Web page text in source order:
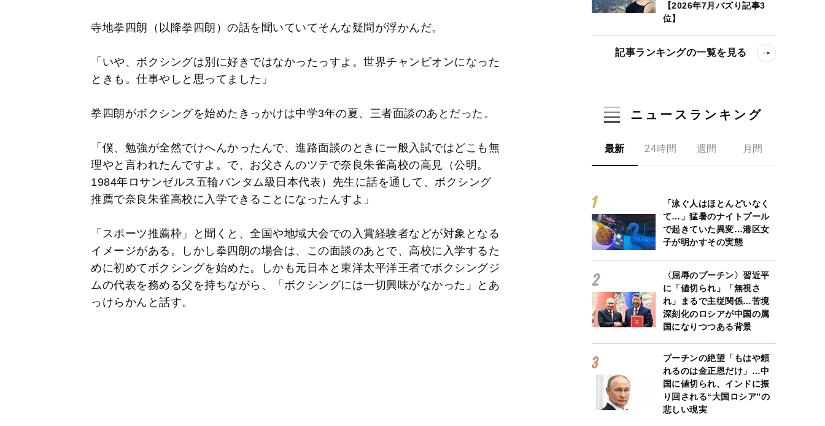
寺地拳四朗（以降拳四朗）の話を聞いていてそんな疑問が浮かんだ。
「いや、ボクシングは別に好きではなかったっすよ。世界チャンピオンになった
ときも。仕事やしと思ってました」
拳四朗がボクシングを始めたきっかけは中学3年の夏、三者面談のあとだった。
「僕、勉強が全然でけへんかったんで、進路面談のときに一般入試ではどこも無
理やと言われたんですよ。で、お父さんのツテで奈良朱雀高校の高見（公明。
1984年ロサンゼルス五輪バンタム級日本代表）先生に話を通して、ボクシング
推薦で奈良朱雀高校に入学できることになったんすよ」
「スポーツ推薦枠」と聞くと、全国や地域大会での入賞経験者などが対象となる
イメージがある。しかし拳四朗の場合は、この面談のあとで、高校に入学するた
めに初めてボクシングを始めた。しかも元日本と東洋太平洋王者でボクシングジ
ムの代表を務める父を持ちながら、「ボクシングには一切興味がなかった」とあ
っけらかんと話す。
【2026年7月バズり記事3
位】
記事ランキングの一覧を見る
ニュースランキング
最新 24時間 週間 月間
「泳ぐ人はほとんどいなく
て…」猛暑のナイトプール
で起きていた異変…港区女
子が明かすその実態
〈屈辱のプーチン〉習近平
に「値切られ」「無視さ
れ」まるで主従関係…苦境
深刻化のロシアが中国の属
国になりつつある背景
プーチンの絶望「もはや頼
れるのは金正恩だけ」…中
国に値切られ、インドに振
り回される“大国ロシア”の
悲しい現実